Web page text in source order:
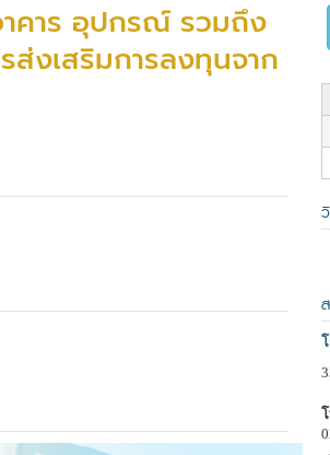
คาร อุปกรณ์ รวมถึง
งเสริมการลงทุนจาก